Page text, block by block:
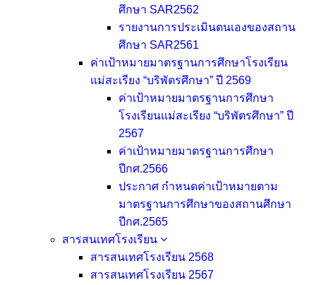
ศึกษา SAR2562
รายงานการประเมินตนเองของสถาน
ศึกษา SAR2561
ค่าเป้าหมายมาตรฐานการศึกษาโรงเรียน
แม่สะเรียง “บริพัตรศึกษา” ปี 2569
ค่าเป้าหมายมาตรฐานการศึกษา
โรงเรียนแม่สะเรียง “บริพัตรศึกษา” ปี
2567
ค่าเป้าหมายมาตรฐานการศึกษา
ปีกศ.2566
ประกาศ กำหนดค่าเป้าหมายตาม
มาตรฐานการศึกษาของสถานศึกษา
ปีกศ.2565
สารสนเทศโรงเรียน
สารสนเทศโรงเรียน 2568
สารสนเทศโรงเรียน 2567